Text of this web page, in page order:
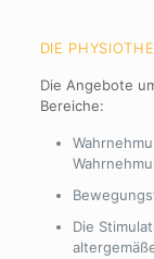
DIE
Die Angebote
Bereiche:
Die